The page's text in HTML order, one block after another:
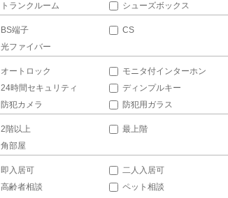
トランクルーム
シューズボックス
BS端子 CS
光ファイバー
オートロック モニタ付インターホン
24時間セキュリティ
ディンプルキー
防犯カメラ
防犯用ガラス
2階以上 最上階
角部屋
即入居可 二人入居可
高齢者相談
ペット相談